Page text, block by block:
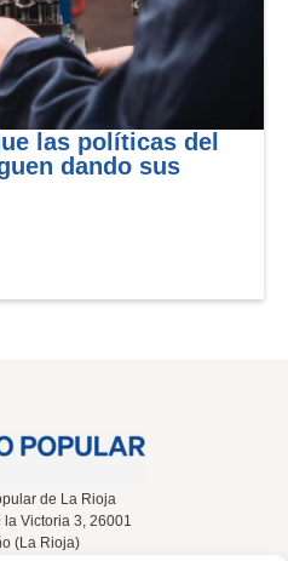
las políticas del
dando sus
de La Rioja
Victoria 3, 26001
(La Rioja)